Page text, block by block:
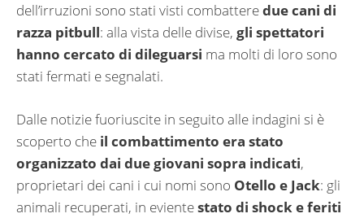
dell’irruzioni sono stati visti combatteredue cani di
razza pitbull: alla vista delle divise, gli spettatori
hanno cercato di dileguarsi ma molti di loro sono
stati fermati e segnalati.
Dalle notizie fuoriuscite in seguito alle indagini si è
scoperto che il combattimento era stato
organizzato dai due giovani sopra indicati,
proprietari dei cani i cui nomi sono Otello e Jack: gli
animali recuperati, in evientestato di shock e feriti